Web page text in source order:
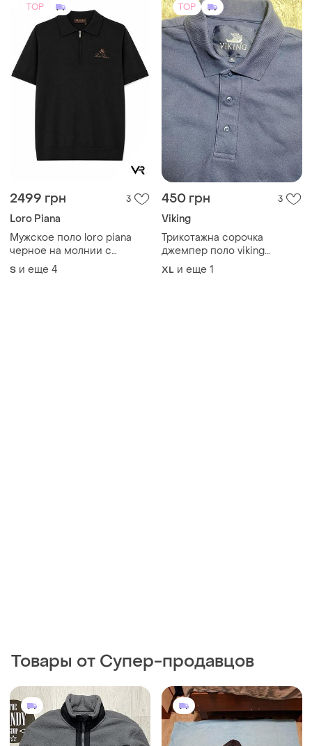
TOP
2499 грн 3
Loro Piana
Мужское поло loro piana
черное на молнии с
коротким рукавом и
вышитым логотипом
S и еще 4
TOP
450 грн 3
Viking
Трикотажна сорочка
джемпер поло viking
бавовна преміум якість
великого розміру
XL и еще 1
Товары от Супер-продавцов